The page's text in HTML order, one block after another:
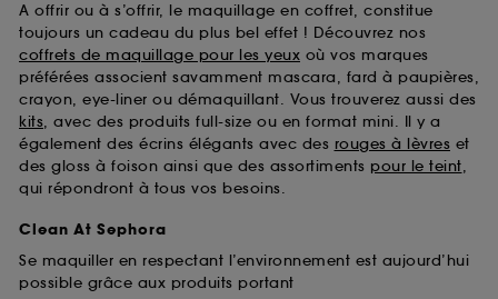
A offrir ou à s’offrir, le maquillage en coffret, constitue
toujours un cadeau du plus bel effet ! Découvrez nos
coffrets de maquillage pour les yeux où vos marques
préférées associent savamment mascara, fard à paupières,
crayon, eye-liner ou démaquillant. Vous trouverez aussi des
kits, avec des produits full-size ou en format mini. Il y a
également des écrins élégants avec des rouges à lèvres et
des gloss à foison ainsi que des assortiments pour le teint,
qui répondront à tous vos besoins.
Clean At Sephora
Se maquiller en respectant l’environnement est aujourd’hui
possible grâce aux produits portant